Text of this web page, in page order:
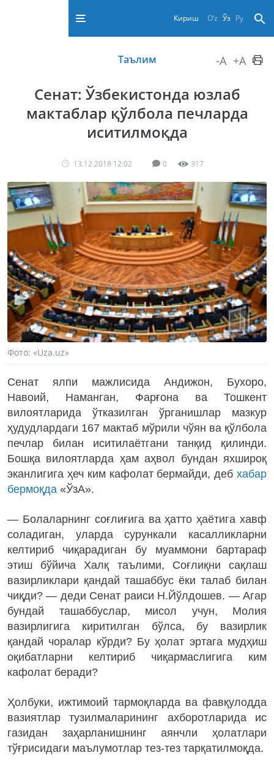
Кириш O‘z Ўз Ру
Таълим -A +A
Сенат: Ўзбекистонда юзлаб
мактаблар қўлбола печларда
иситилмоқда
13.12.2018 12:02 0 317
Фото: «Uza.uz»
Сенат ялпи мажлисида Андижон, Бухоро,
Навоий, Наманган, Фарғона ва Тошкент
вилоятларида ўтказилган ўрганишлар мазкур
ҳудудлардаги 167 мактаб мўрили чўян ва қўлбола
печлар билан иситилаётгани танқид қилинди.
Бошқа вилоятларда ҳам аҳвол бундан яхшироқ
эканлигига ҳеч ким кафолат бермайди, деб хабар
бермоқда «ЎзА».
— Болаларнинг соғлиғига ва ҳатто ҳаётига хавф
соладиган, уларда сурункали касалликларни
келтириб чиқарадиган бу муаммони бартараф
этиш бўйича Халқ таълими, Соғлиқни сақлаш
вазирликлари қандай ташаббус ёки талаб билан
чиқди? — деди Сенат раиси Н.Йўлдошев. — Агар
бундай ташаббуслар, мисол учун, Молия
вазирлигига киритилган бўлса, бу вазирлик
қандай чоралар кўрди? Бу ҳолат эртага мудҳиш
оқибатларни келтириб чиқармаслигига ким
кафолат беради?
Ҳолбуки, ижтимоий тармоқларда ва фавқулодда
вазиятлар тузилмаларининг ахборотларида ис
газидан заҳарланишнинг аянчли ҳолатлари
тўғрисидаги маълумотлар тез-тез тарқатилмоқда.